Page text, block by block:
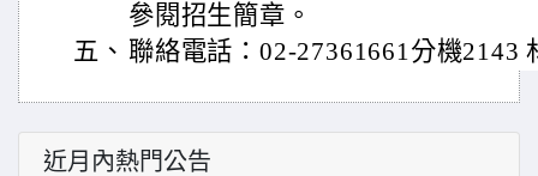
參閱招生簡章。
五、 聯絡電話：02-27361661分機2143
近月內熱門公告